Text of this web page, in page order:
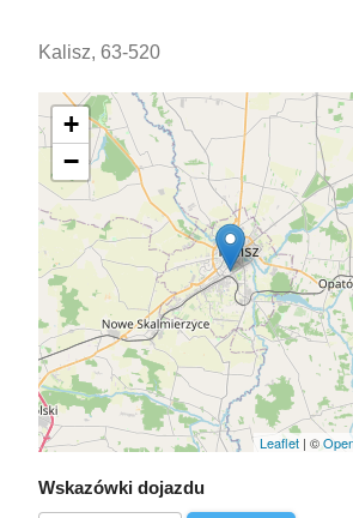
Kalisz, 63-520
+
−
Leaflet | ©
Wskazówki dojazdu